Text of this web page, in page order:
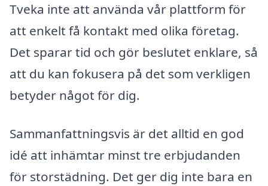
Tveka inte att använda vår plattform för
att enkelt få kontakt med olika företag.
Det sparar tid och gör beslutet enklare, så
att du kan fokusera på det som verkligen
betyder något för dig.
Sammanfattningsvis är det alltid en god
idé att inhämtar minst tre erbjudanden
för storstädning. Det ger dig inte bara en